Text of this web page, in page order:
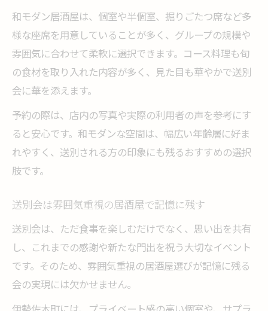
和モダン居酒屋は、個室や半個室、掘りごたつ席など多
様な座席を用意していることが多く、グループの規模や
雰囲気に合わせて柔軟に選択できます。コース料理も旬
の食材を取り入れた内容が多く、見た目も華やかで送別
会に華を添えます。
予約の際は、店内の写真や実際の利用者の声を参考にす
ると安心です。和モダンな空間は、幅広い年齢層に好ま
れやすく、送別される方の印象にも残るおすすめの選択
肢です。
送別会は雰囲気重視の居酒屋で記憶に残す
送別会は、ただ食事を楽しむだけでなく、思い出を共有
し、これまでの感謝や新たな門出を祝う大切なイベント
です。そのため、雰囲気重視の居酒屋選びが記憶に残る
会の実現には欠かせません。